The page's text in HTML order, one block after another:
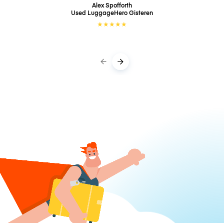
Alex Spofforth
Used LuggageHeroGisteren
★★★★★